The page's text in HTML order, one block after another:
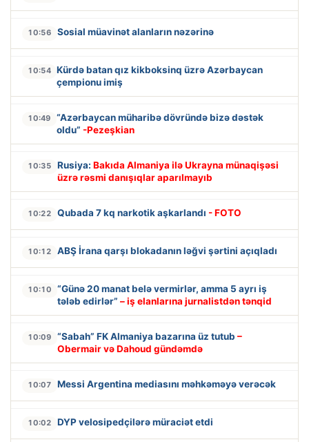
10:56 Sosial müavinət alanların nəzərinə
10:54 Kürdə batan qız kikboksinq üzrə Azərbaycan
çempionu imiş
10:49
“Azərbaycan müharibə dövründə bizə dəstək
oldu” -Pezeşkian
10:35 Rusiya: Bakıda Almaniya ilə Ukrayna münaqişəsi
üzrə rəsmi danışıqlar aparılmayıb
10:22 Qubada 7 kq narkotik aşkarlandı - FOTO
10:12 ABŞ İrana qarşı blokadanın ləğvi şərtini açıqladı
10:10
“Günə 20 manat belə vermirlər, amma 5 ayrı iş
tələb edirlər” – iş elanlarına jurnalistdən tənqid
10:09 “Sabah” FK Almaniya bazarına üz tutub –
Obermair və Dahoud gündəmdə
10:07 Messi Argentina mediasını məhkəməyə verəcək
10:02 DYP velosipedçilərə müraciət etdi